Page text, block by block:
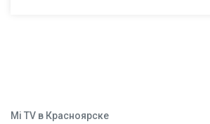
Mi TV в Красноярске